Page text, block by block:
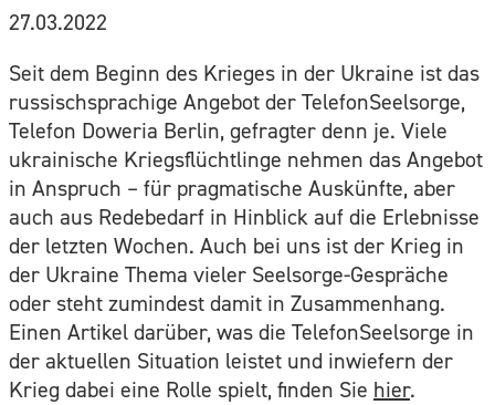
27.03.2022
Seit dem Beginn des Krieges in der Ukraine ist das
russischsprachige Angebot der TelefonSeelsorge,
Telefon Doweria Berlin, gefragter denn je. Viele
ukrainische Kriegsflüchtlinge nehmen das Angebot
in Anspruch – für pragmatische Auskünfte, aber
auch aus Redebedarf in Hinblick auf die Erlebnisse
der letzten Wochen. Auch bei uns ist der Krieg in
der Ukraine Thema vieler Seelsorge-Gespräche
oder steht zumindest damit in Zusammenhang.
Einen Artikel darüber, was die TelefonSeelsorge in
der aktuellen Situation leistet und inwiefern der
Krieg dabei eine Rolle spielt, finden Sie hier.